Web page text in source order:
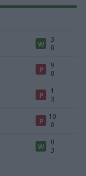
W
3
0
P
9
0
P
1
3
P
10
0
W
0
3